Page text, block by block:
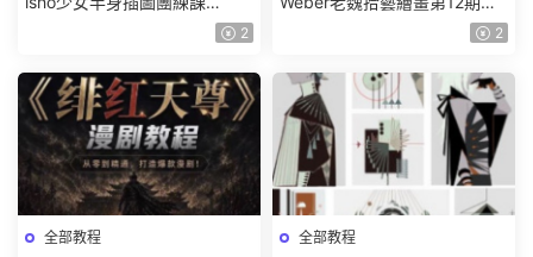
2026【畫質高清隻有視頻】 2
色特訓班【畫質不錯隻有視
2
全部教程 全部教程